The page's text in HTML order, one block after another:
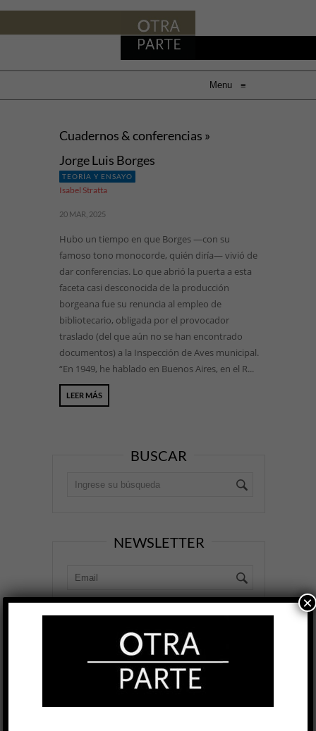
Menu ≡
Cuadernos & conferencias »
Jorge Luis Borges
TEORÍA Y ENSAYO
Isabel Stratta
20 MAR, 2025
Hubo un tiempo en que Borges —con su
famoso tono monocorde, quién diría— vivió de
dar conferencias. Lo que abrió la puerta a esta
faceta casi desconocida de la producción
borgeana fue su renuncia al empleo de
bibliotecario, obligada por el provocador
traslado (del que aún no se han encontrado
documentos) a la Inspección de Aves municipal.
“En 1949, he hablado en Buenos Aires, en el R...
LEER MÁS
BUSCAR
NEWSLETTER
EDICIÓN IMPRESA
×